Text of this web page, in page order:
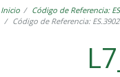
Inicio
Código de Referencia:
Código de Referencia: